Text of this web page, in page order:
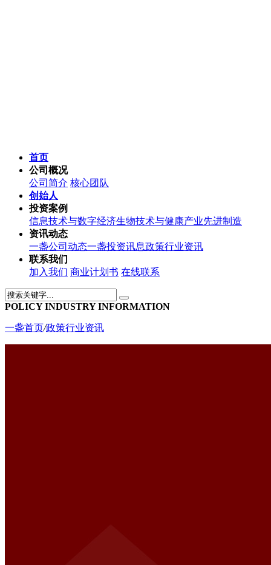
首页
公司概况
公司简介 核心团队
创始人
投资案例
信息技术与数字经济生物技术与健康产业先进制造
资讯动态
一盏公司动态一盏投资讯息政策行业资讯
联系我们
加入我们 商业计划书 在线联系
POLICY INDUSTRY INFORMATION
一盏首页/政策行业资讯